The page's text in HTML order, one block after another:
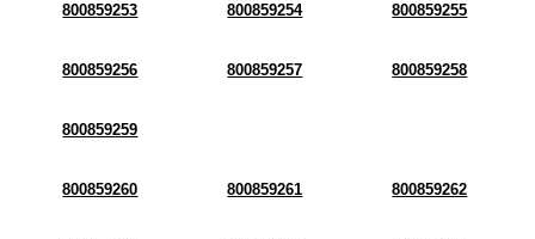
800859253 800859254 800859255
800859256 800859257 800859258
800859259
800859260 800859261 800859262